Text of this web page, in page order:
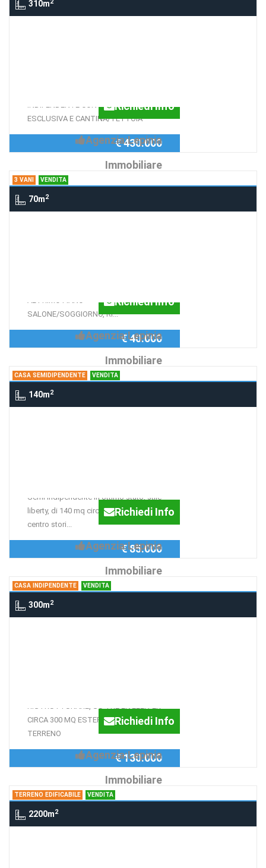
310m
INDIPENDENTE CON CORTE
ESCLUSIVA E CANTINA/TETTOIA
Richiedi Info
Agenzia:Lepinia
Immobiliare
€ 430.000
3 VANI VENDITA
70m2
AL PRIMO PIANO
SALONE/SOGGIORNO, RI...
Richiedi Info
Agenzia:Lepinia
Immobiliare
€ 40.000
CASA SEMIDIPENDENTE VENDITA
140m2
Semi indipendente in ottimo stato, stile
liberty, di 140 mq circa, su due livelli, nel
centro stori...
Richiedi Info
Agenzia:Lepinia
Immobiliare
€ 85.000
CASA INDIPENDENTE VENDITA
300m2
RISTRUTTURARE, SU TRE LIVELLI PER
CIRCA 300 MQ ESTERNI, CON
TERRENO
Richiedi Info
Agenzia:Lepinia
Immobiliare
€ 130.000
TERRENO EDIFICABILE VENDITA
2200m2